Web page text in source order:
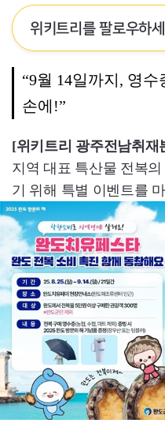
위키트리를 팔로우하
“9월 14일까지, 영
손에!”
[위키트리 광주전남취재
지역 대표 특산물 전복
기 위해 특별 이벤트를